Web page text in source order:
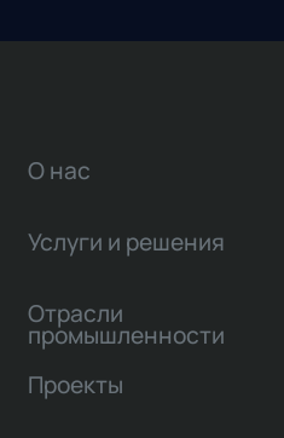
О нас
Услуги и решения
Отрасли
промышленности
Проекты